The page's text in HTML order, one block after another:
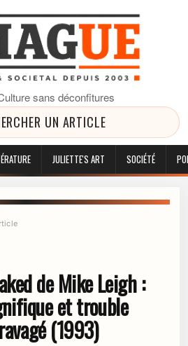
sans déconfitures
UN ARTICLE
JULIETTE'S ART SOCIÉTÉ
de Mike Leigh :
et trouble
(1993)